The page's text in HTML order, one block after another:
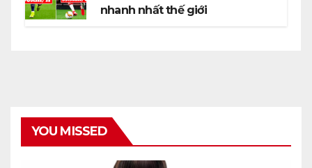
nhanh nhất thế giới
YOU MISSED